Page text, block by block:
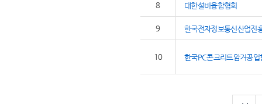
8 대한설비융합협회
9 한국전자정보통신산업진
10 한국PC콘크리트암거공업